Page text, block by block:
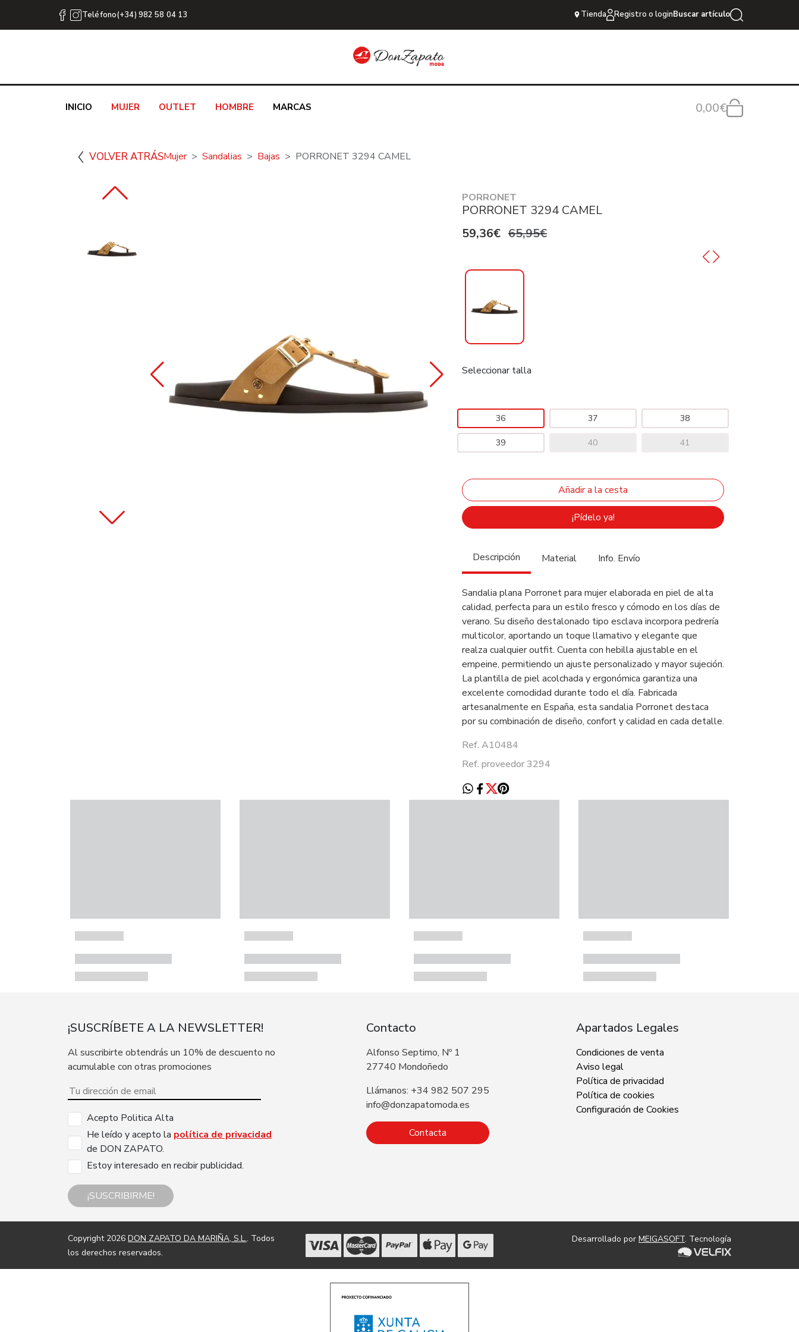
Teléfono(+34) 982 58 04 13 Tienda Registro o loginBuscar artículo
INICIO MUJER OUTLET HOMBRE MARCAS 0,00€
VOLVER ATRÁSMujer Sandalias Bajas PORRONET 3294 CAMEL
PORRONET
PORRONET 3294 CAMEL
59,36€ 65,95€
Seleccionar talla
36 37 38
39 40 41
¡Pídelo ya!
Descripción Material Info. Envío
Sandalia plana Porronet para mujer elaborada en piel de alta
calidad, perfecta para un estilo fresco y cómodo en los días de
verano. Su diseño destalonado tipo esclava incorpora pedrería
multicolor, aportando un toque llamativo y elegante que
realza cualquier outfit. Cuenta con hebilla ajustable en el
empeine, permitiendo un ajuste personalizado y mayor sujeción.
La plantilla de piel acolchada y ergonómica garantiza una
excelente comodidad durante todo el día. Fabricada
artesanalmente en España, esta sandalia Porronet destaca
por su combinación de diseño, confort y calidad en cada detalle.
Ref. A10484
Ref. proveedor 3294
¡SUSCRÍBETE A LA NEWSLETTER!
Al suscribirte obtendrás un 10% de descuento no
acumulable con otras promociones
Acepto Politica Alta
He leído y acepto la política de privacidad
de DON ZAPATO.
Estoy interesado en recibir publicidad.
¡SUSCRIBIRME!
Contacto
Alfonso Septimo, Nº 1
27740 Mondoñedo
Llámanos: +34 982 507 295
info@donzapatomoda.es
Contacta
Apartados Legales
Condiciones de venta
Aviso legal
Política de privacidad
Política de cookies
Configuración de Cookies
Copyright 2026 DON ZAPATO DA MARIÑA, S.L.. Todos
los derechos reservados.
Desarrollado por MEIGASOFT. Tecnología